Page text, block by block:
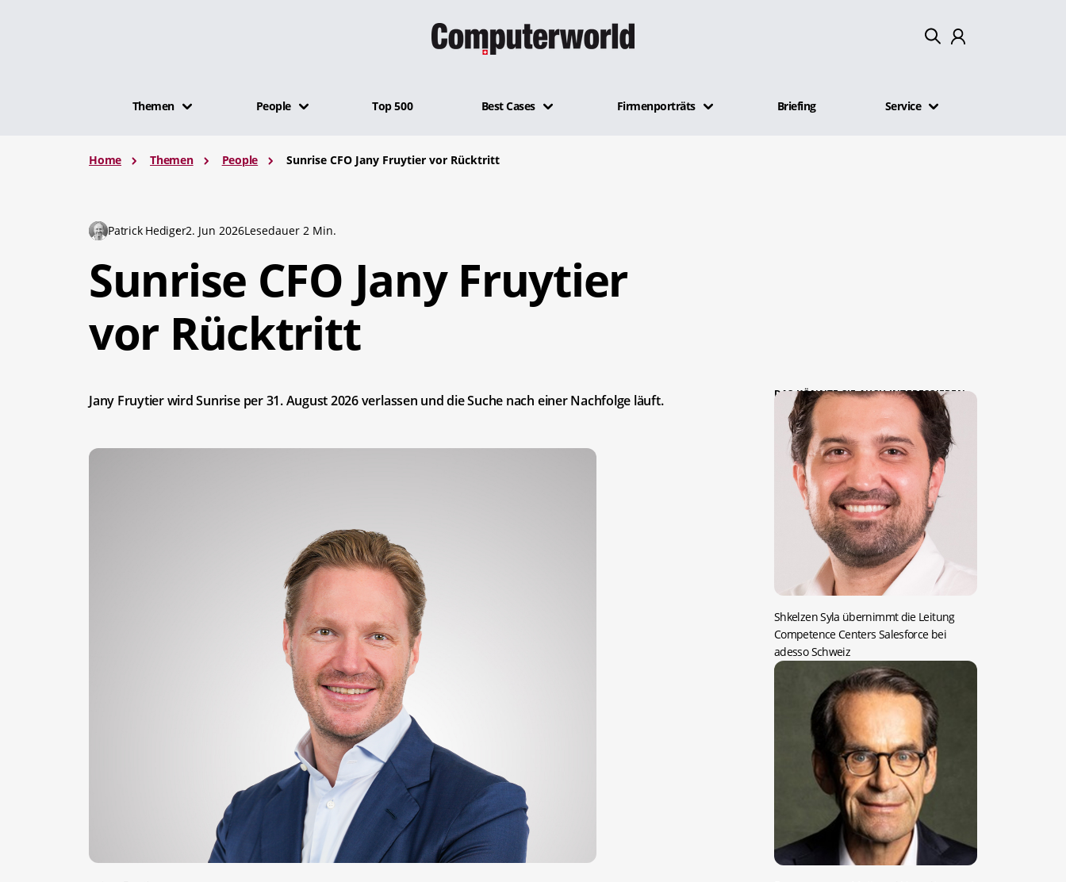
Themen People Top 500 Best Cases Firmenporträts Briefing Service
Home Themen People Sunrise CFO Jany Fruytier vor Rücktritt
Patrick Hediger2. Jun 2026Lesedauer 2 Min.
Sunrise CFO Jany Fruytier
vor Rücktritt
Jany Fruytier wird Sunrise per 31. August 2026 verlassen und die Suche nach einer Nachfolge läuft. DAS KÖNNTE SIE AUCH INTERESSIEREN:
Shkelzen Syla übernimmt die Leitung
Competence Centers Salesforce bei
adesso Schweiz